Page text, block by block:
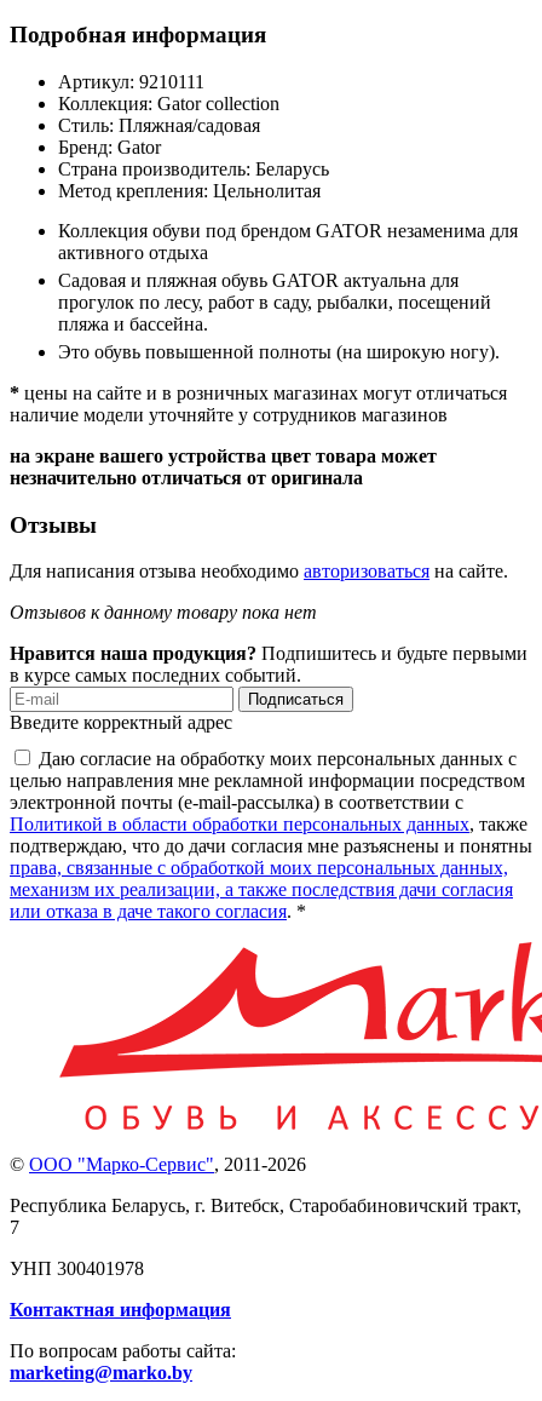
Подробная информация
Артикул: 9210111
Коллекция: Gator collection
Стиль: Пляжная/садовая
Бренд: Gator
Страна производитель: Беларусь
Метод крепления: Цельнолитая
Коллекция обуви под брендом GATOR незаменима для
активного отдыха
Садовая и пляжная обувь GATOR актуальна для
прогулок по лесу, работ в саду, рыбалки, посещений
пляжа и бассейна.
Это обувь повышенной полноты (на широкую ногу).
* цены на сайте и в розничных магазинах могут отличаться
наличие модели уточняйте у сотрудников магазинов
на экране вашего устройства цвет товара может
незначительно отличаться от оригинала
Отзывы
Для написания отзыва необходимо авторизоваться на сайте.
Отзывов к данному товару пока нет
Нравится наша продукция? Подпишитесь и будьте первыми
в курсе самых последних событий.
Подписаться
Введите корректный адрес
Даю согласие на обработку моих персональных данных с
целью направления мне рекламной информации посредством
электронной почты (e-mail-рассылка) в соответствии с
Политикой в области обработки персональных данных, также
подтверждаю, что до дачи согласия мне разъяснены и понятны
права, связанные с обработкой моих персональных данных,
механизм их реализации, а также последствия дачи согласия
или отказа в даче такого согласия. *
© ООО "Марко-Сервис", 2011-2026
Республика Беларусь, г. Витебск, Старобабиновичский тракт,
7
УНП 300401978
Контактная информация
По вопросам работы сайта:
marketing@marko.by